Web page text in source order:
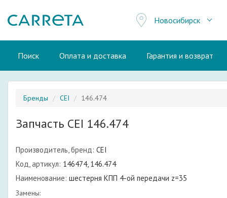
Новосибирск
Поиск Оплата и доставка Гарантия и возврат
Бренды CEI 146.474
Запчасть CEI 146.474
Производитель, бренд: CEI
Код, артикул: 146474, 146.474
Наименование: шестерня КПП 4-ой передачи z=35
Замены: